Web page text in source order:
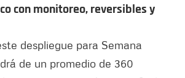
con monitoreo, reversibles y
despliegue para Semana
de un promedio de 360